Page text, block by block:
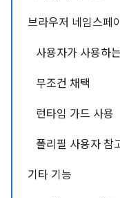
브라우저 네임스페
사용자가 사용하
무조건 채택
런타임 가드 사용
폴리필 사용자 참
기타 기능